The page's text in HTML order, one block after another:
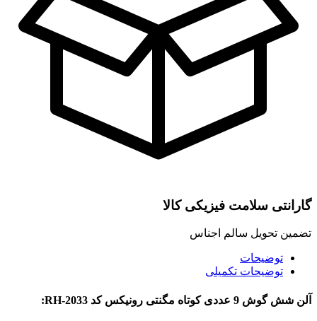
گارانتی سلامت فیزیکی کالا
تضمین تحویل سالم اجناس
توضیحات
توضیحات تکمیلی
آلن شش گوش 9 عددی کوتاه مگنتی رونیکس کد RH-2033: